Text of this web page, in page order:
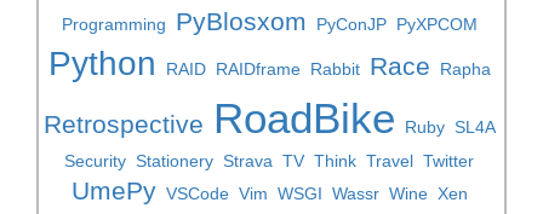
Programming PyBlosxom PyConJP PyXPCOM
Python RAID RAIDframe Rabbit Race Rapha
Retrospective RoadBike Ruby SL4A
Security Stationery Strava TV Think Travel Twitter
UmePy VSCode Vim WSGI Wassr Wine Xen